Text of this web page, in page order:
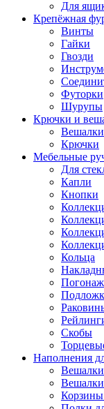
Для
Крепёжная
Винты
Гайки
Гвозди
Футорки
Шурупы
Крючки и
Вешалки
Крючки
Мебельные
Для
Капли
Кнопки
Кольца
Погонаж
Скобы
Наполнения
Вешалки
Корзины